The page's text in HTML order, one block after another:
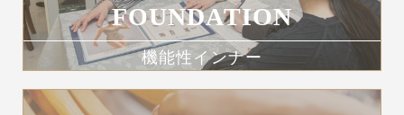
FOUNDATION
機能性インナー